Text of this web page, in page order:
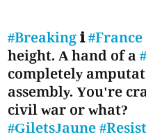
#Breakingℹ#France
height. A hand of a
completely
assembly. You're
civil war or what?
#GiletsJaune